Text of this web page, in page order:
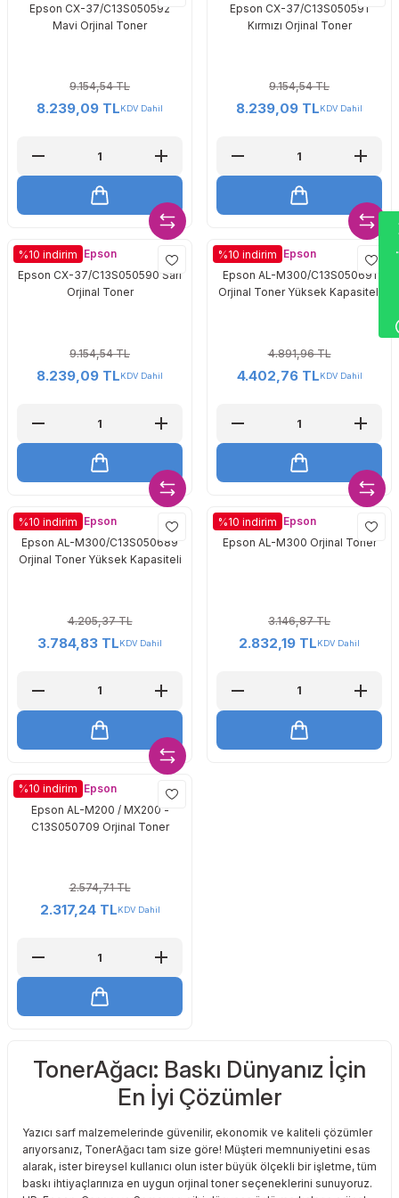
Epson CX-37/C13S050592
Mavi Orjinal Toner
9.154,54 TL
8.239,09 TLKDV Dahil
Epson CX-37/C13S050591
Kırmızı Orjinal Toner
9.154,54 TL
8.239,09 TLKDV Dahil
%10 indirim Epson
Epson CX-37/C13S050590 Sarı
Orjinal Toner
9.154,54 TL
8.239,09 TLKDV Dahil
%10 indirim Epson
Epson AL-M300/C13S050691
Orjinal Toner Yüksek Kapasiteli
4.891,96 TL
4.402,76 TLKDV Dahil
%10 indirim Epson
Epson AL-M300/C13S050689
Orjinal Toner Yüksek Kapasiteli
4.205,37 TL
3.784,83 TLKDV Dahil
%10 indirim Epson
Epson AL-M300 Orjinal Toner
3.146,87 TL
2.832,19 TLKDV Dahil
%10 indirim Epson
Epson AL-M200 / MX200 -
C13S050709 Orjinal Toner
2.574,71 TL
2.317,24 TLKDV Dahil
TonerAğacı: Baskı Dünyanız İçin
En İyi Çözümler
Yazıcı sarf malzemelerinde güvenilir, ekonomik ve kaliteli çözümler
arıyorsanız, TonerAğacı tam size göre! Müşteri memnuniyetini esas
alarak, ister bireysel kullanıcı olun ister büyük ölçekli bir işletme, tüm
baskı ihtiyaçlarınıza en uygun orjinal toner seçeneklerini sunuyoruz.